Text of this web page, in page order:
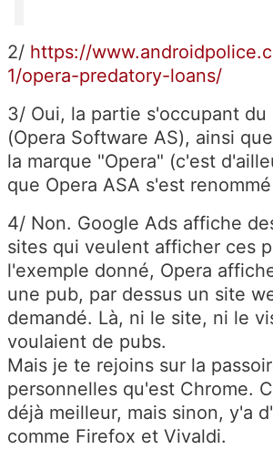
2/ https://
1/opera-predatory-loans/
3/ Oui, la partie s'occupant du
(Opera Software AS), ainsi
la marque "Opera" (c'est
que Opera ASA s'est
4/ Non. Google Ads affiche
sites qui veulent afficher ces
l'exemple donné, Opera
une pub, par dessus un site
demandé. Là, ni le site, ni le
voulaient de pubs.
Mais je te rejoins sur la
personnelles qu'est Chrome.
déjà meilleur, mais sinon, y'a
comme Firefox et Vivaldi.